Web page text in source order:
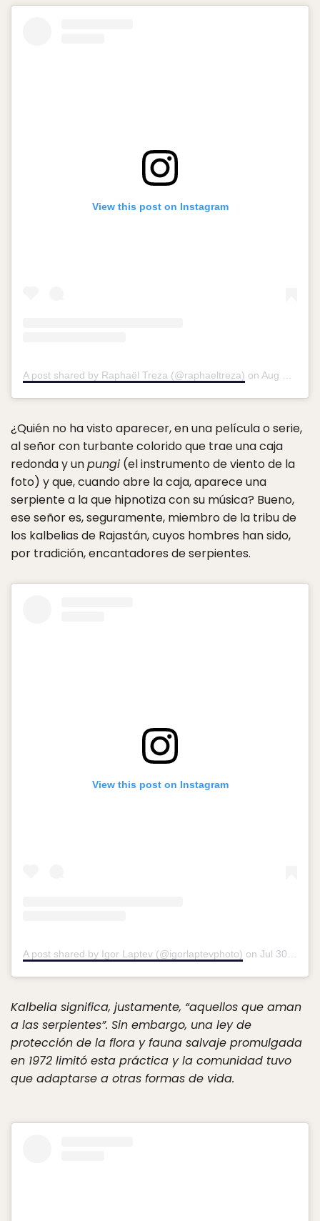
View this post on Instagram
A post shared by Raphaël Treza (@raphaeltreza) on Aug 31, 2015 at 1:20pm PDT
¿Quién no ha visto aparecer, en una película o serie,
al señor con turbante colorido que trae una caja
redonda y unpungi (el instrumento de viento de la
foto) y que, cuando abre la caja, aparece una
serpiente a la que hipnotiza con su música? Bueno,
ese señor es, seguramente, miembro de la tribu de
los kalbelias de Rajastán, cuyos hombres han sido,
por tradición, encantadores de serpientes.
View this post on Instagram
A post shared by Igor Laptev (@igorlaptevphoto) on Jul 30, 2018 at 4:18am PDT
Kalbelia significa, justamente, “aquellos que aman
a las serpientes”. Sin embargo, una ley de
protección de la flora y fauna salvaje promulgada
en 1972 limitó esta práctica y la comunidad tuvo
que adaptarse a otras formas de vida.